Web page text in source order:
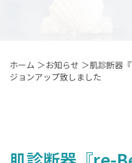
ホーム ＞お知らせ ＞肌診断器
ジョンアップ致しました